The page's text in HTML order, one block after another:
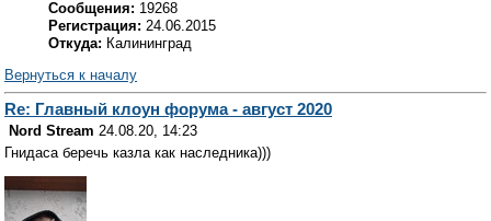
Сообщения: 19268
Регистрация: 24.06.2015
Откуда: Калининград
Вернуться к началу
Re: Главный клоун форума - август 2020
Nord Stream 24.08.20, 14:23
Гнидаса беречь казла как наследника)))